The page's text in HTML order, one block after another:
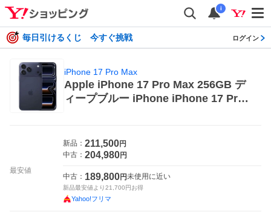
i
毎日引けるくじ 今すぐ挑戦 ログイン
iPhone 17 Pro Max
Apple iPhone 17 Pro Max 256GB デ
ィープブルー iPhone iPhone 17 Pro
最安値
新品： 211,500円
中古： 204,980円
中古： 189,800円未使用に近い
新品最安値より21,700円お得
Yahoo!フリマ